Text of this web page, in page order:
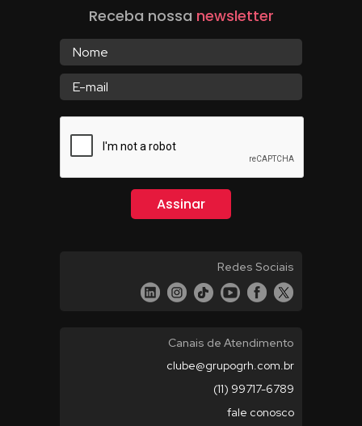
Receba nossa newsletter
Redes Sociais
Canais de Atendimento
clube@grupogrh.com.br
(11) 99717-6789
fale conosco